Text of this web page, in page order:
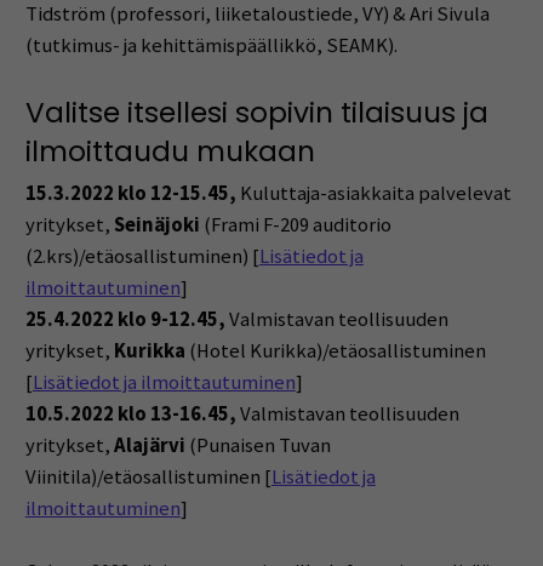
Tidström (professori, liiketaloustiede, VY) & Ari Sivula
(tutkimus- ja kehittämispäällikkö, SEAMK).
Valitse itsellesi sopivin tilaisuus ja
ilmoittaudu mukaan
15.3.2022 klo 12-15.45, Kuluttaja-asiakkaita palvelevat
yritykset, Seinäjoki (Frami F-209 auditorio
(2.krs)/etäosallistuminen) [Lisätiedot ja
ilmoittautuminen]
25.4.2022 klo 9-12.45,Valmistavan teollisuuden
yritykset, Kurikka (Hotel Kurikka)/etäosallistuminen
[Lisätiedot ja ilmoittautuminen]
10.5.2022 klo 13-16.45,Valmistavan teollisuuden
yritykset,Alajärvi (Punaisen Tuvan
Viinitila)/etäosallistuminen [Lisätiedot ja
ilmoittautuminen]